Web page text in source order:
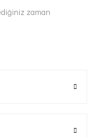
zaman